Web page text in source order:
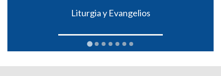
Liturgia y Evangelios